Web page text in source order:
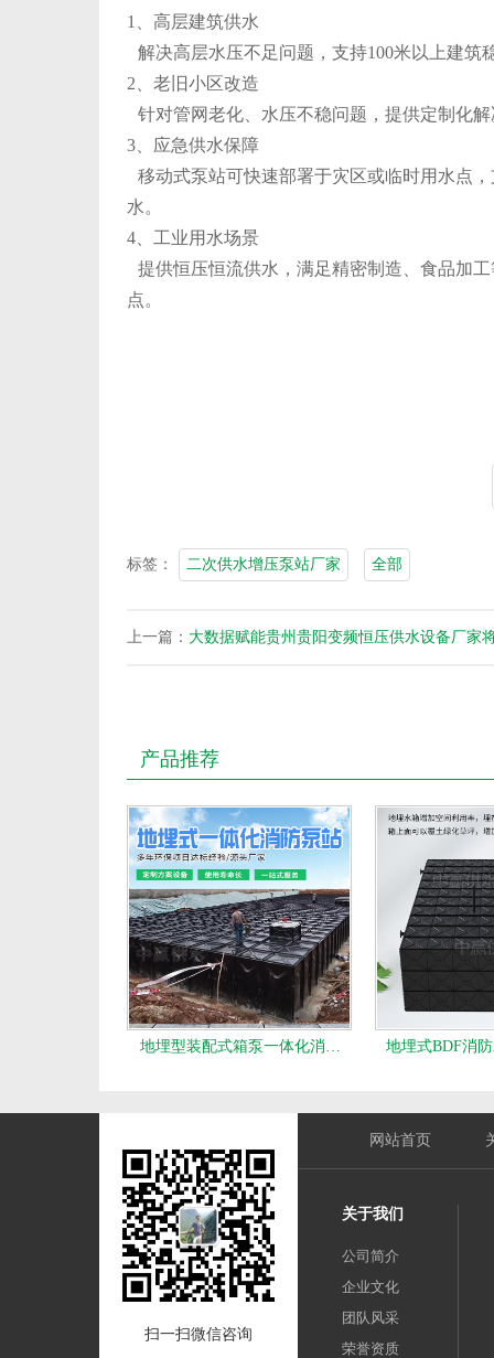
1、高层建筑供水
解决高层水压不足问题，支持100米以上建筑
2、老旧小区改造
针对管网老化、水压不稳问题，提供定制化
3、应急供水保障
移动式泵站可快速部署于灾区或临时用水点
水。
4、工业用水场景
提供恒压恒流供水，满足精密制造、食品加
点。
标签： 二次供水增压泵站厂家 全部
上一篇： 大数据赋能贵州贵阳变频恒压供水设备厂
产品推荐
地埋型装配式箱泵一体化消… 地埋式BDF消
扫一扫微信咨询
网站首页
关于我们
公司简介
企业文化
团队风采
荣誉资质